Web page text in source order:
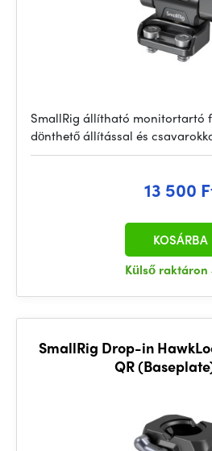
SmallRig állítható monitortartó
dönthető állítással és
13 500
Külső raktáron
KOSÁRBA
SmallRig Drop-in
QR